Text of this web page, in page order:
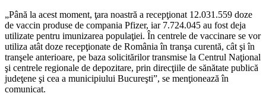
„Până la acest moment, ţara noastră a recepţionat 12.031.559 doze
de vaccin produse de compania Pfizer, iar 7.724.045 au fost deja
utilizate pentru imunizarea populaţiei. În centrele de vaccinare se vor
utiliza atât doze recepţionate de România în tranşa curentă, cât şi în
tranşele anterioare, pe baza solicitărilor transmise la Centrul Naţional
şi centrele regionale de depozitare, prin direcţiile de sănătate publică
judeţene şi cea a municipiului Bucureşti”, se menţionează în
comunicat.